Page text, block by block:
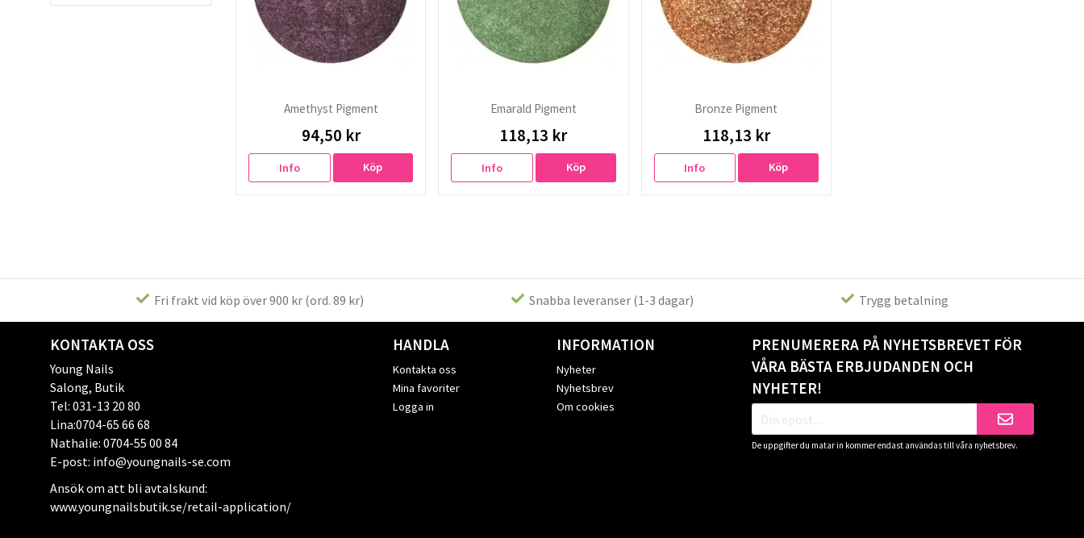
Amethyst Pigment
94,50 kr
Info Köp
Emarald Pigment
118,13 kr
Info Köp
Bronze Pigment
118,13 kr
Info Köp
Fri frakt vid köp över 900 kr (ord. 89 kr) Snabba leveranser (1-3 dagar) Trygg betalning
KONTAKTA OSS
Young Nails
Salong, Butik
Tel: 031-13 20 80
Lina:0704-65 66 68
Nathalie: 0704-55 00 84
E-post: info@youngnails-se.com
Ansök om att bli avtalskund:
www.youngnailsbutik.se/retail-application/
HANDLA
Kontakta oss
Mina favoriter
Logga in
INFORMATION
Nyheter
Nyhetsbrev
Om cookies
PRENUMERERA PÅ NYHETSBREVET FÖR
VÅRA BÄSTA ERBJUDANDEN OCH
NYHETER!
De uppgifter du matar in kommer endast användas till våra nyhetsbrev.